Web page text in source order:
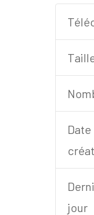
Date
jour